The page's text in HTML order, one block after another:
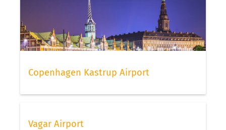
Copenhagen Kastrup Airport
Vagar Airport